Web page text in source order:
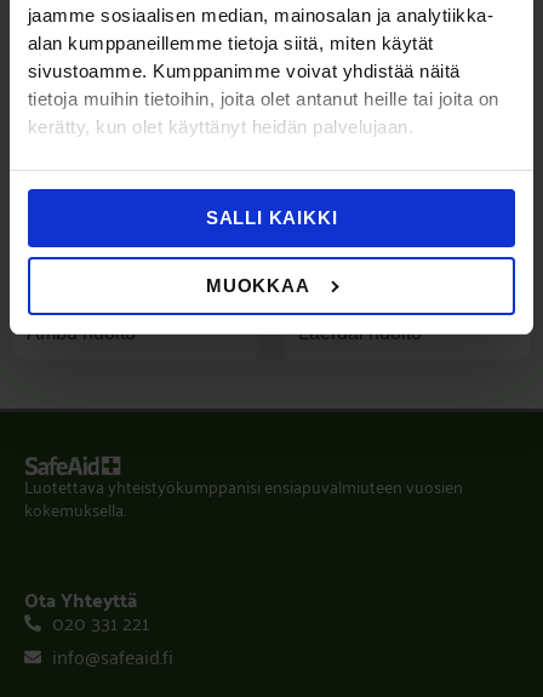
jaamme sosiaalisen median, mainosalan ja analytiikka-
alan kumppaneillemme tietoja siitä, miten käytät
sivustoamme. Kumppanimme voivat yhdistää näitä
tietoja muihin tietoihin, joita olet antanut heille tai joita on
kerätty, kun olet käyttänyt heidän palvelujaan.
SALLI KAIKKI
MUOKKAA
HUOLTOPALVELUT
Ambu huolto
ELVYTYSNUKEN
HUOLTOPALVELUT
Laerdal huolto
Luotettava yhteistyökumppanisi ensiapuvalmiuteen vuosien
kokemuksella.
Ota Yhteyttä
020 331 221
info@safeaid.fi